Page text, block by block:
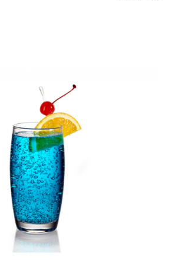
Ավելացնել զամբյուղ